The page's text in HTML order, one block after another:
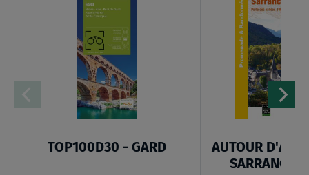
TOP100D30 - GARD
AUTOUR